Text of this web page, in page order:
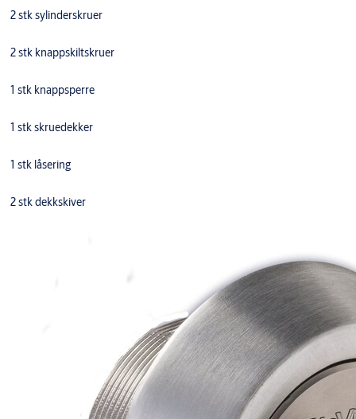
2 stk sylinderskruer
2 stk knappskiltskruer
1 stk knappsperre
1 stk skruedekker
1 stk låsering
2 stk dekkskiver